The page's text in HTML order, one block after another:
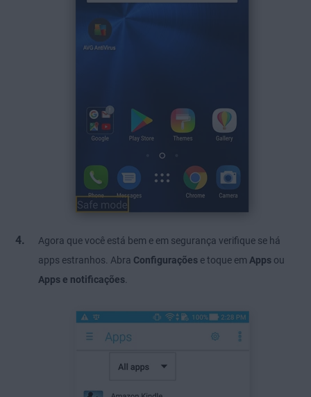
Agora que você está bem e em segurança verifique se há
apps estranhos. Abra Configurações e toque em Apps ou
Apps e notificações.